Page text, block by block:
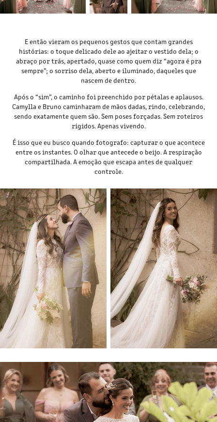
E então vieram os pequenos gestos que contam grandes
histórias: o toque delicado dele ao ajeitar o vestido dela; o
abraço por trás, apertado, quase como quem diz “agora é pra
sempre”; o sorriso dela, aberto e iluminado, daqueles que
nascem de dentro.
Após o “sim”, o caminho foi preenchido por pétalas e aplausos.
Camylla e Bruno caminharam de mãos dadas, rindo, celebrando,
sendo exatamente quem são. Sem poses forçadas. Sem roteiros
rígidos. Apenas vivendo.
É isso que eu busco quando fotografo: capturar o que acontece
entre os instantes. O olhar que antecede o beijo. A respiração
compartilhada. A emoção que escapa antes de qualquer
controle.